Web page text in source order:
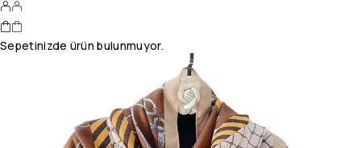
Sepetinizde ürün bulunmuyor.